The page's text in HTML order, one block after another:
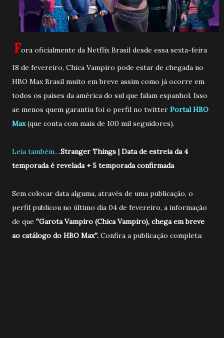
Fora oficialmente da Netflix Brasil desde essa sexta-feira
18 de fevereiro, Chica Vampiro pode estar de chegada no
HBO Max Brasil muito em breve assim como já ocorre em
todos os países da américa do sul que falam espanhol. Isso
ae menos quem garantiu foi o perfil no twitter Portal HBO
Max(que conta com mais de 100 mil seguidores).
Leia também....Stranger Things | Data de estreia da 4
temporada é revelada + 5 temporada confirmada
Sem colocar data alguma, através de uma publicação, o
perfil publicou no último dia 04 de fevereiro, a informação
de que ''Garota Vampiro (Chica Vampiro), chega em breve
ao catálogo do HBO Max''. Confira a publicação completa: